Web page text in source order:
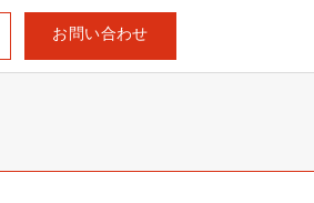
お問い合わせ